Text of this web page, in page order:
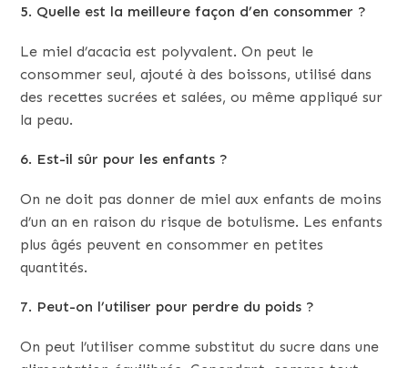
5. Quelle est la meilleure façon d’en consommer ?
Le miel d’acacia est polyvalent. On peut le
consommer seul, ajouté à des boissons, utilisé dans
des recettes sucrées et salées, ou même appliqué sur
la peau.
6. Est-il sûr pour les enfants ?
On ne doit pas donner de miel aux enfants de moins
d’un an en raison du risque de botulisme. Les enfants
plus âgés peuvent en consommer en petites
quantités.
7. Peut-on l’utiliser pour perdre du poids ?
On peut l’utiliser comme substitut du sucre dans une